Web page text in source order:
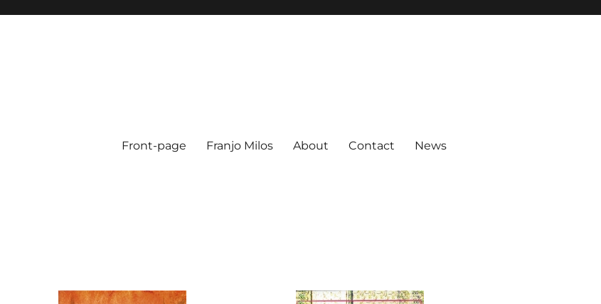
Front-page Franjo Milos About Contact News